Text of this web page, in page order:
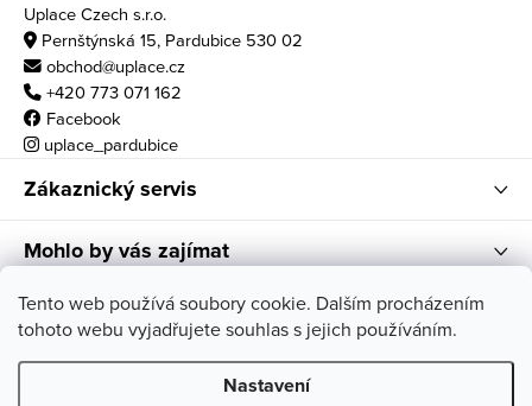
Tento web používá soubory cookie. Dalším procházením
tohoto webu vyjadřujete souhlas s jejich používáním.
Nastavení
Uplace Czech s.r.o.
Pernštýnská 15, Pardubice 530 02
obchod@uplace.cz
+420 773 071 162
Facebook
uplace_pardubice
Zákaznický servis
Mohlo by vás zajímat
Otvírací doba